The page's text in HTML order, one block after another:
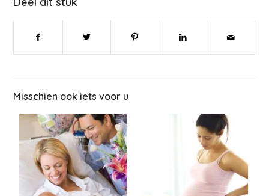
Misschien ook iets voor u